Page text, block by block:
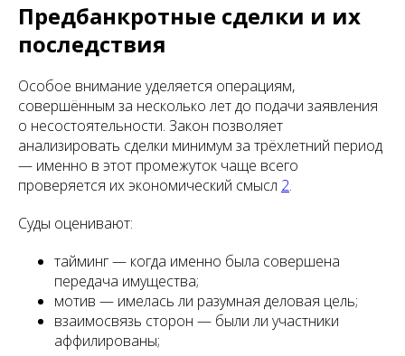
Предбанкротные сделки и их
последствия
Особое внимание уделяется операциям,
совершённым за несколько лет до подачи заявления
о несостоятельности. Закон позволяет
анализировать сделки минимум за трёхлетний период
— именно в этот промежуток чаще всего
проверяется их экономический смысл 2.
Суды оценивают:
тайминг — когда именно была совершена
передача имущества;
мотив — имелась ли разумная деловая цель;
взаимосвязь сторон — были ли участники
аффилированы;